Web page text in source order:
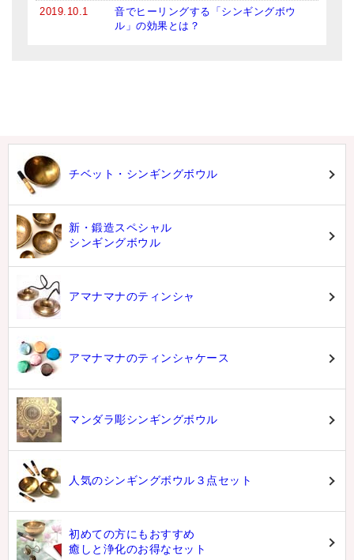
2019.10.1
音でヒーリングする「シンギングボウ
ル」の効果とは？
チベット・シンギングボウル
新・鍛造スペシャル
シンギングボウル
アマナマナのティンシャ
アマナマナのティンシャケース
マンダラ彫シンギングボウル
人気のシンギングボウル３点セット
初めての方にもおすすめ
癒しと浄化のお得なセット